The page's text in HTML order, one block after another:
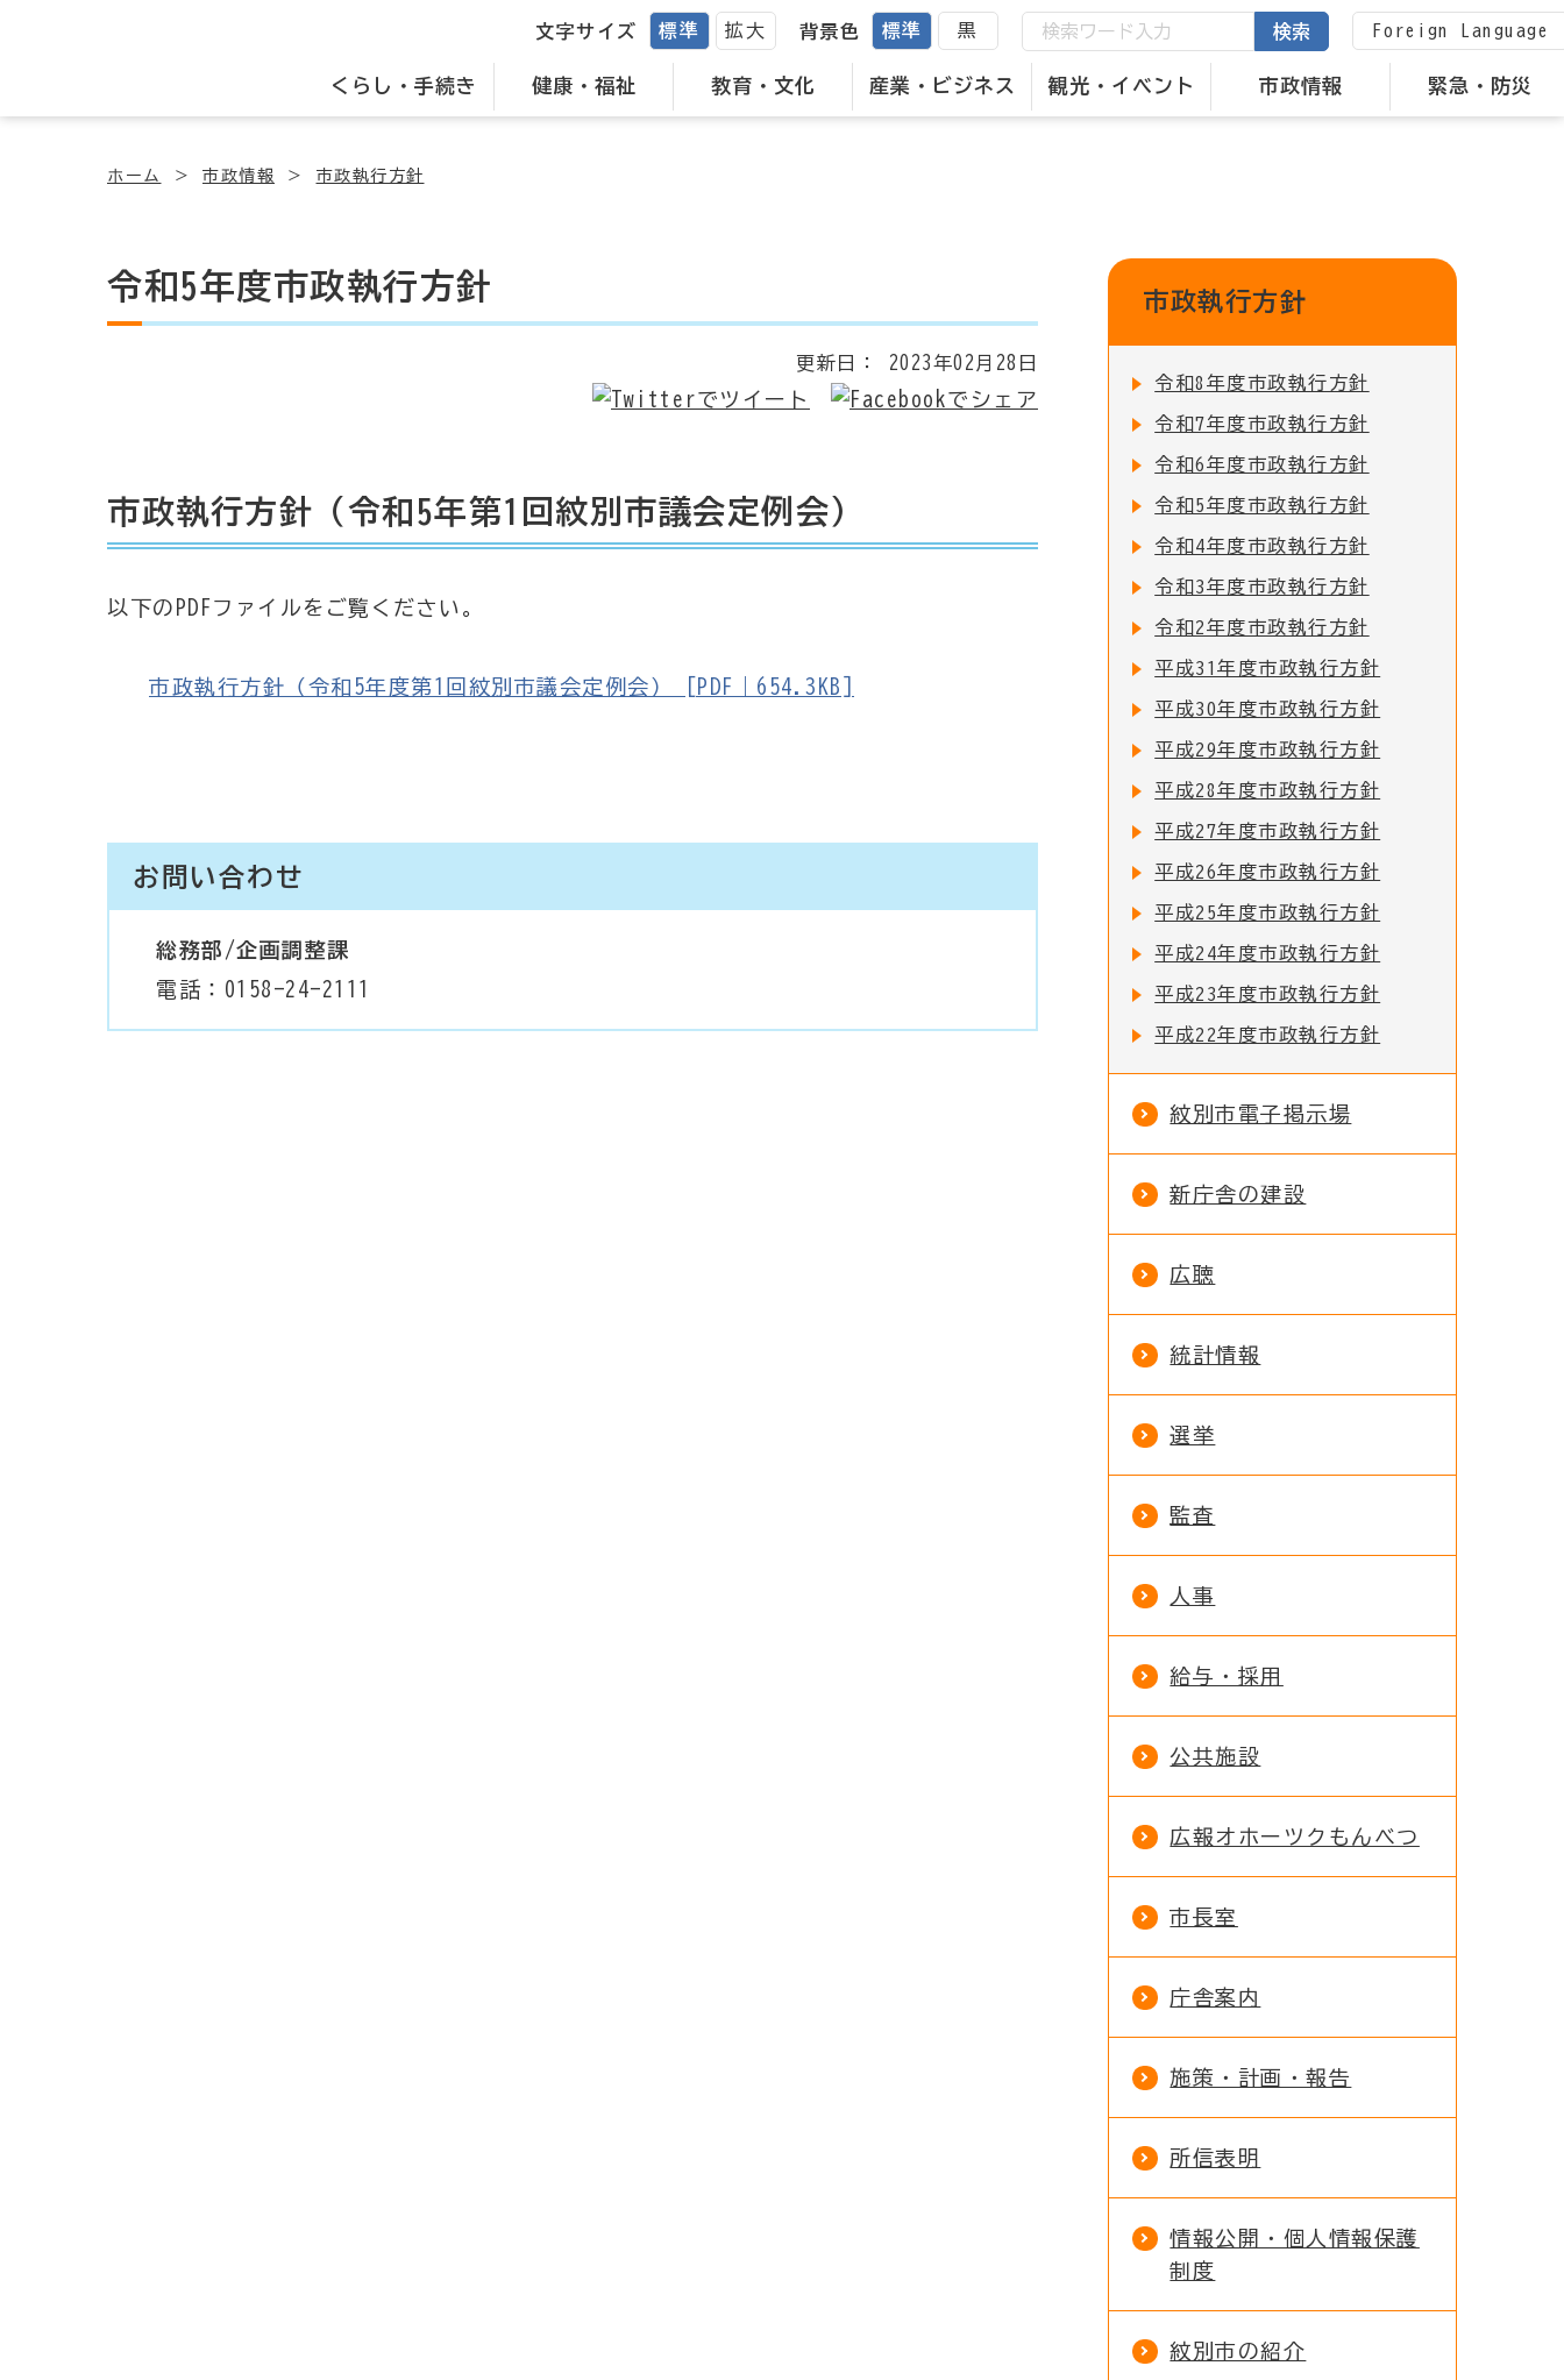
くらし・手続き 健康・福祉 教育・文化 産業・ビジネス 観光・イベント 市政情報 緊急・防災
文字サイズ 標準 拡大 背景色 標準 黒 検索 Foreign Language
ホーム 市政情報 市政執行方針
令和5年度市政執行方針
更新日： 2023年02月28日
市政執行方針（令和5年第1回紋別市議会定例会）
以下のPDFファイルをご覧ください。
市政執行方針（令和5年度第1回紋別市議会定例会） [PDF｜654.3KB]
お問い合わせ
総務部/企画調整課
電話：0158-24-2111
市政執行方針
令和8年度市政執行方針
令和7年度市政執行方針
令和6年度市政執行方針
令和5年度市政執行方針
令和4年度市政執行方針
令和3年度市政執行方針
令和2年度市政執行方針
平成31年度市政執行方針
平成30年度市政執行方針
平成29年度市政執行方針
平成28年度市政執行方針
平成27年度市政執行方針
平成26年度市政執行方針
平成25年度市政執行方針
平成24年度市政執行方針
平成23年度市政執行方針
平成22年度市政執行方針
紋別市電子掲示場
新庁舎の建設
広聴
統計情報
選挙
監査
人事
給与・採用
公共施設
広報オホーツクもんべつ
市長室
庁舎案内
施策・計画・報告
所信表明
情報公開・個人情報保護
制度
紋別市の紹介